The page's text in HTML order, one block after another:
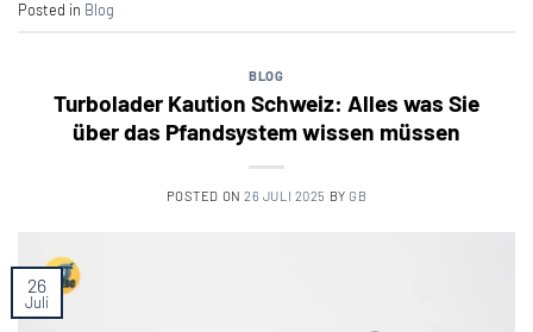
Posted in Blog
BLOG
Turbolader Kaution Schweiz: Alles was Sie
über das Pfandsystem wissen müssen
POSTED ON26 JULI 2025 BY GB
26
Juli